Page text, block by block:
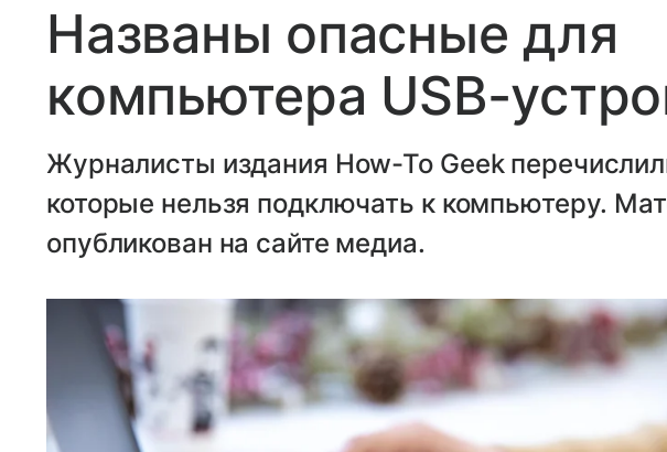
Названы опасные для
компьютера USB-
Журналисты издания How-To Geek
которые нельзя подключать к компьютеру.
опубликован на сайте медиа.